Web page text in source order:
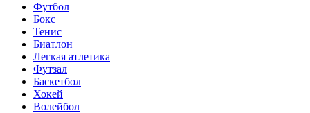
Футбол
Бокс
Тенис
Биатлон
Легкая атлетика
Футзал
Баскетбол
Хокей
Волейбол